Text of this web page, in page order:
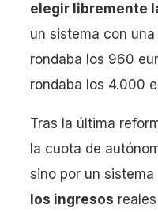
elegir libremente
un sistema con
rondaba los 960
rondaba los 4.000
Tras la última
la cuota de
sino por un sistema
los ingresos